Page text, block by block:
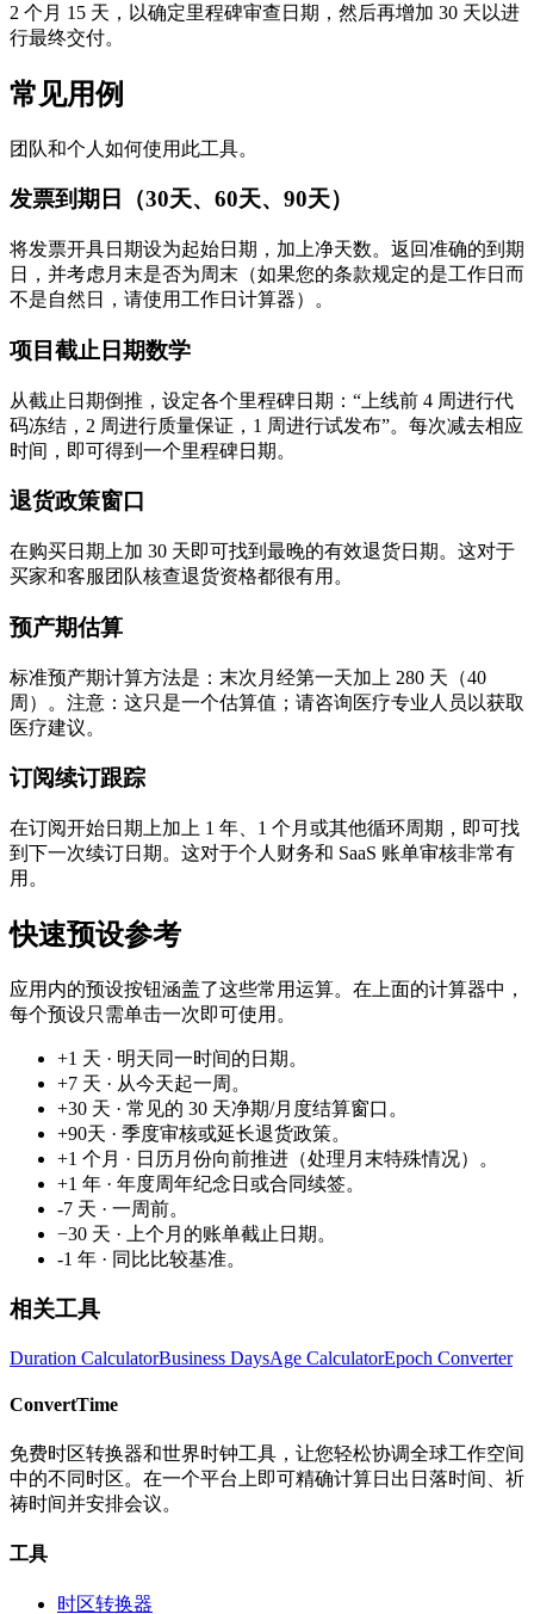
2 个月 15 天，以确定里程碑审查日期，然后再增加 30 天以进
行最终交付。
常见用例
团队和个人如何使用此工具。
发票到期日（30天、60天、90天）
将发票开具日期设为起始日期，加上净天数。返回准确的到期
日，并考虑月末是否为周末（如果您的条款规定的是工作日而
不是自然日，请使用工作日计算器）。
项目截止日期数学
从截止日期倒推，设定各个里程碑日期：“上线前 4 周进行代
码冻结，2 周进行质量保证，1 周进行试发布”。每次减去相应
时间，即可得到一个里程碑日期。
退货政策窗口
在购买日期上加 30 天即可找到最晚的有效退货日期。这对于
买家和客服团队核查退货资格都很有用。
预产期估算
标准预产期计算方法是：末次月经第一天加上 280 天（40
周）。注意：这只是一个估算值；请咨询医疗专业人员以获取
医疗建议。
订阅续订跟踪
在订阅开始日期上加上 1 年、1 个月或其他循环周期，即可找
到下一次续订日期。这对于个人财务和 SaaS 账单审核非常有
用。
快速预设参考
应用内的预设按钮涵盖了这些常用运算。在上面的计算器中，
每个预设只需单击一次即可使用。
+1 天 · 明天同一时间的日期。
+7 天 · 从今天起一周。
+30 天 · 常见的 30 天净期/月度结算窗口。
+90天 · 季度审核或延长退货政策。
+1 个月 · 日历月份向前推进（处理月末特殊情况）。
+1 年 · 年度周年纪念日或合同续签。
-7 天 · 一周前。
−30 天 · 上个月的账单截止日期。
-1 年 · 同比比较基准。
相关工具
Duration CalculatorBusiness DaysAge CalculatorEpoch Converter
ConvertTime
免费时区转换器和世界时钟工具，让您轻松协调全球工作空间
中的不同时区。在一个平台上即可精确计算日出日落时间、祈
祷时间并安排会议。
工具
时区转换器